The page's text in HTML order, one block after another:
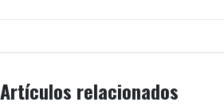
Artículos relacionados